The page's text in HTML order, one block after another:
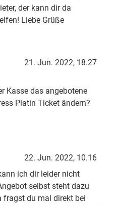
der kann dir da
Liebe Grüße
21. Jun. 2022, 18.27
Kasse das angebotene
Platin Ticket ändern?
22. Jun. 2022, 10.16
ich dir leider nicht
selbst steht dazu
fragst du mal direkt bei